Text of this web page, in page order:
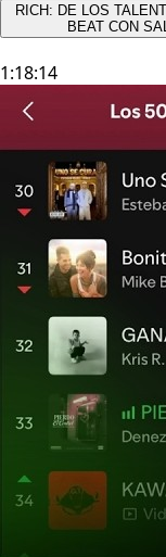
RICH: DE LOS
BEAT CON
1:18:14